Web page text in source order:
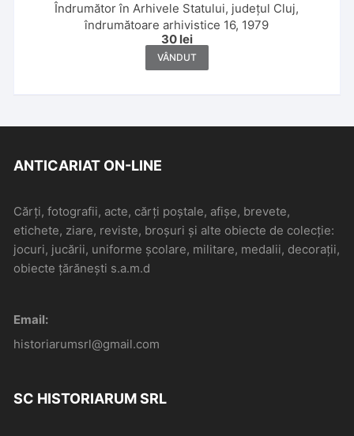
Îndrumător în Arhivele Statului, județul Cluj,
îndrumătoare arhivistice 16, 1979
30 lei
VÂNDUT
ANTICARIAT ON-LINE
Cărți, fotografii, acte, cărți poștale, afișe, brevete,
etichete, ziare, reviste, broșuri și alte obiecte de colecție:
jocuri, jucării, uniforme școlare, militare, medalii, decorații,
obiecte țărănești s.a.m.d
Email:
historiarumsrl@gmail.com
SC HISTORIARUM SRL